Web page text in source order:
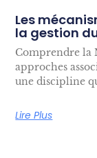
Les
la gestion
Comprendre la
approches
une discipline
Lire Plus